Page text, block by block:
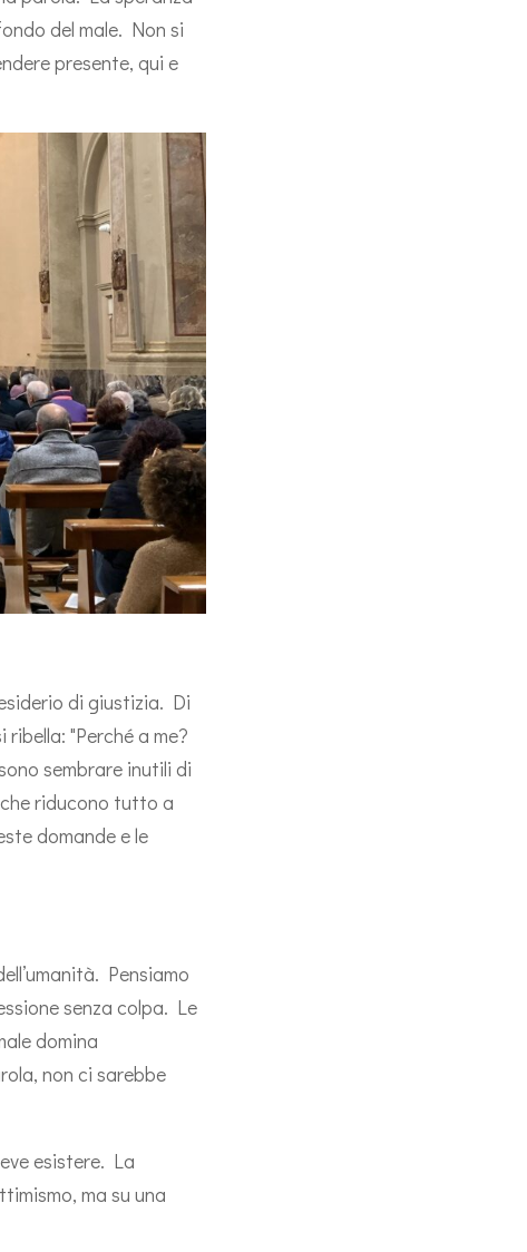
del male. Non si
presente, qui e
di giustizia. Di
"Perché a me?
sembrare inutili di
riducono tutto a
domande e le
Pensiamo
senza colpa. Le
domina
non ci sarebbe
esistere. La
ma su una